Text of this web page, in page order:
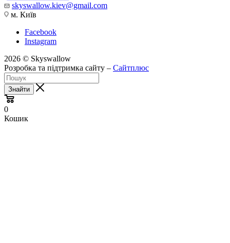
skyswallow.kiev@gmail.com
м. Київ
Facebook
Instagram
2026 © Skyswallow
Розробка та підтримка сайту – Сайтплюс
Знайти
0
Кошик